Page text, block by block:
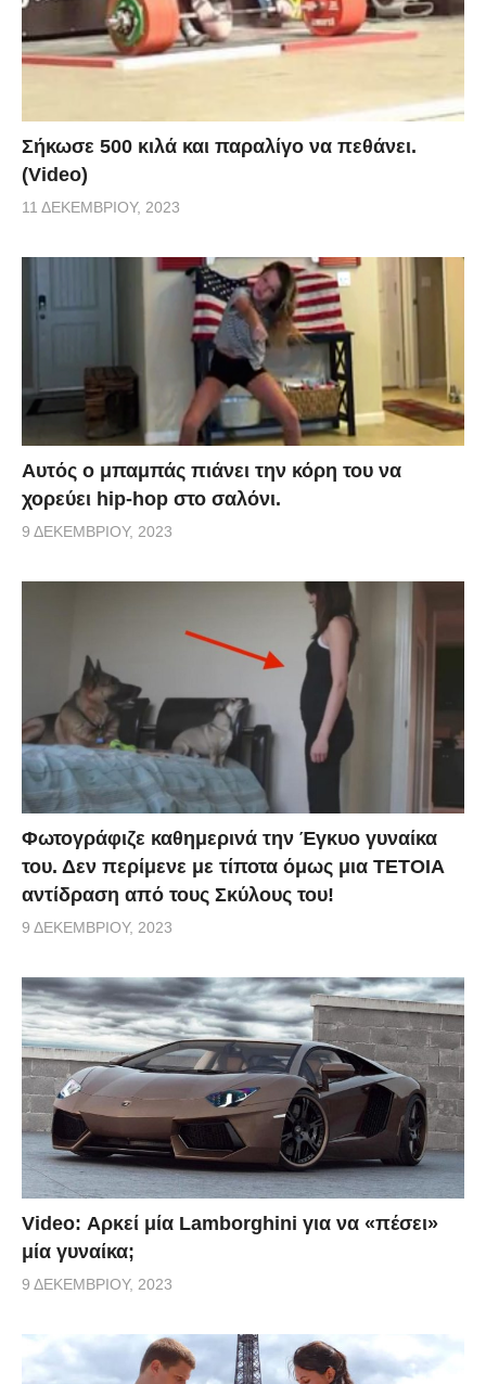
Σήκωσε 500 κιλά και παραλίγο να πεθάνει.
(Video)
11 ΔΕΚΕΜΒΡΊΟΥ, 2023
Αυτός ο μπαμπάς πιάνει την κόρη του να
χορεύει hip-hop στο σαλόνι.
9 ΔΕΚΕΜΒΡΊΟΥ, 2023
Φωτογράφιζε καθημερινά την Έγκυο γυναίκα
του. Δεν περίμενε με τίποτα όμως μια ΤΕΤΟΙΑ
αντίδραση από τους Σκύλους του!
9 ΔΕΚΕΜΒΡΊΟΥ, 2023
Video: Αρκεί μία Lamborghini για να «πέσει»
μία γυναίκα;
9 ΔΕΚΕΜΒΡΊΟΥ, 2023